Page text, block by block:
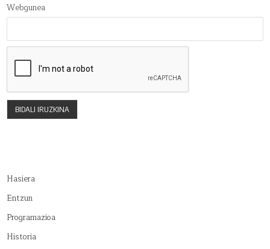
Webgunea
Hasiera
Entzun
Programazioa
Historia